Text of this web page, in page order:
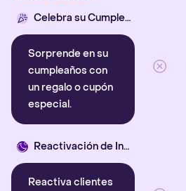
Celebra su Cumpleaños
Sorprende en su
cumpleaños con
un regalo o cupón
especial.
Reactivación de Inactivos
Reactiva clientes